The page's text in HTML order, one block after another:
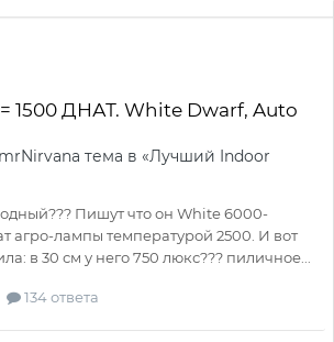
1500 ДНАТ. White Dwarf, Auto
mrNirvana тема в «Лучший Indoor
Пишут что он White 6000-
агро-лампы температурой 2500. И вот
в 30 см у него 750 люкс??? пиличное...
134 ответа